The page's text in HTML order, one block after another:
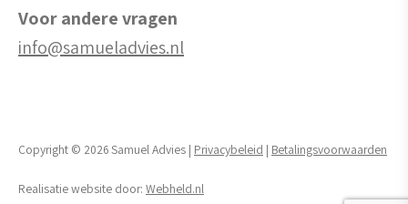
Voor andere vragen
info@samueladvies.nl
Copyright © 2026 Samuel Advies | Privacybeleid | Betalingsvoorwaarden
Realisatie website door: Webheld.nl